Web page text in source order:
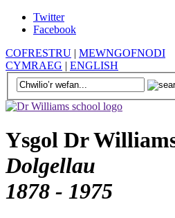
Twitter
Facebook
COFRESTRU | MEWNGOFNODI
CYMRAEG | ENGLISH
Ysgol Dr
Dolgellau
1878 - 1975